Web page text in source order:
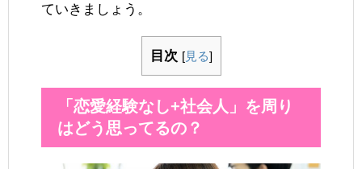
ていきましょう。
目次 [見る]
「恋愛経験なし+社会人」を周り
はどう思ってるの？